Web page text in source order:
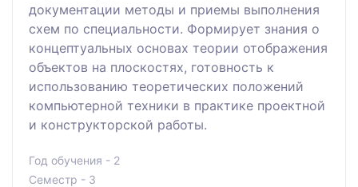
документации методы и приемы выполнения
схем по специальности. Формирует знания о
концептуальных основах теории отображения
объектов на плоскостях, готовность к
использованию теоретических положений
компьютерной техники в практике проектной
и конструкторской работы.
Год обучения - 2
Семестр - 3